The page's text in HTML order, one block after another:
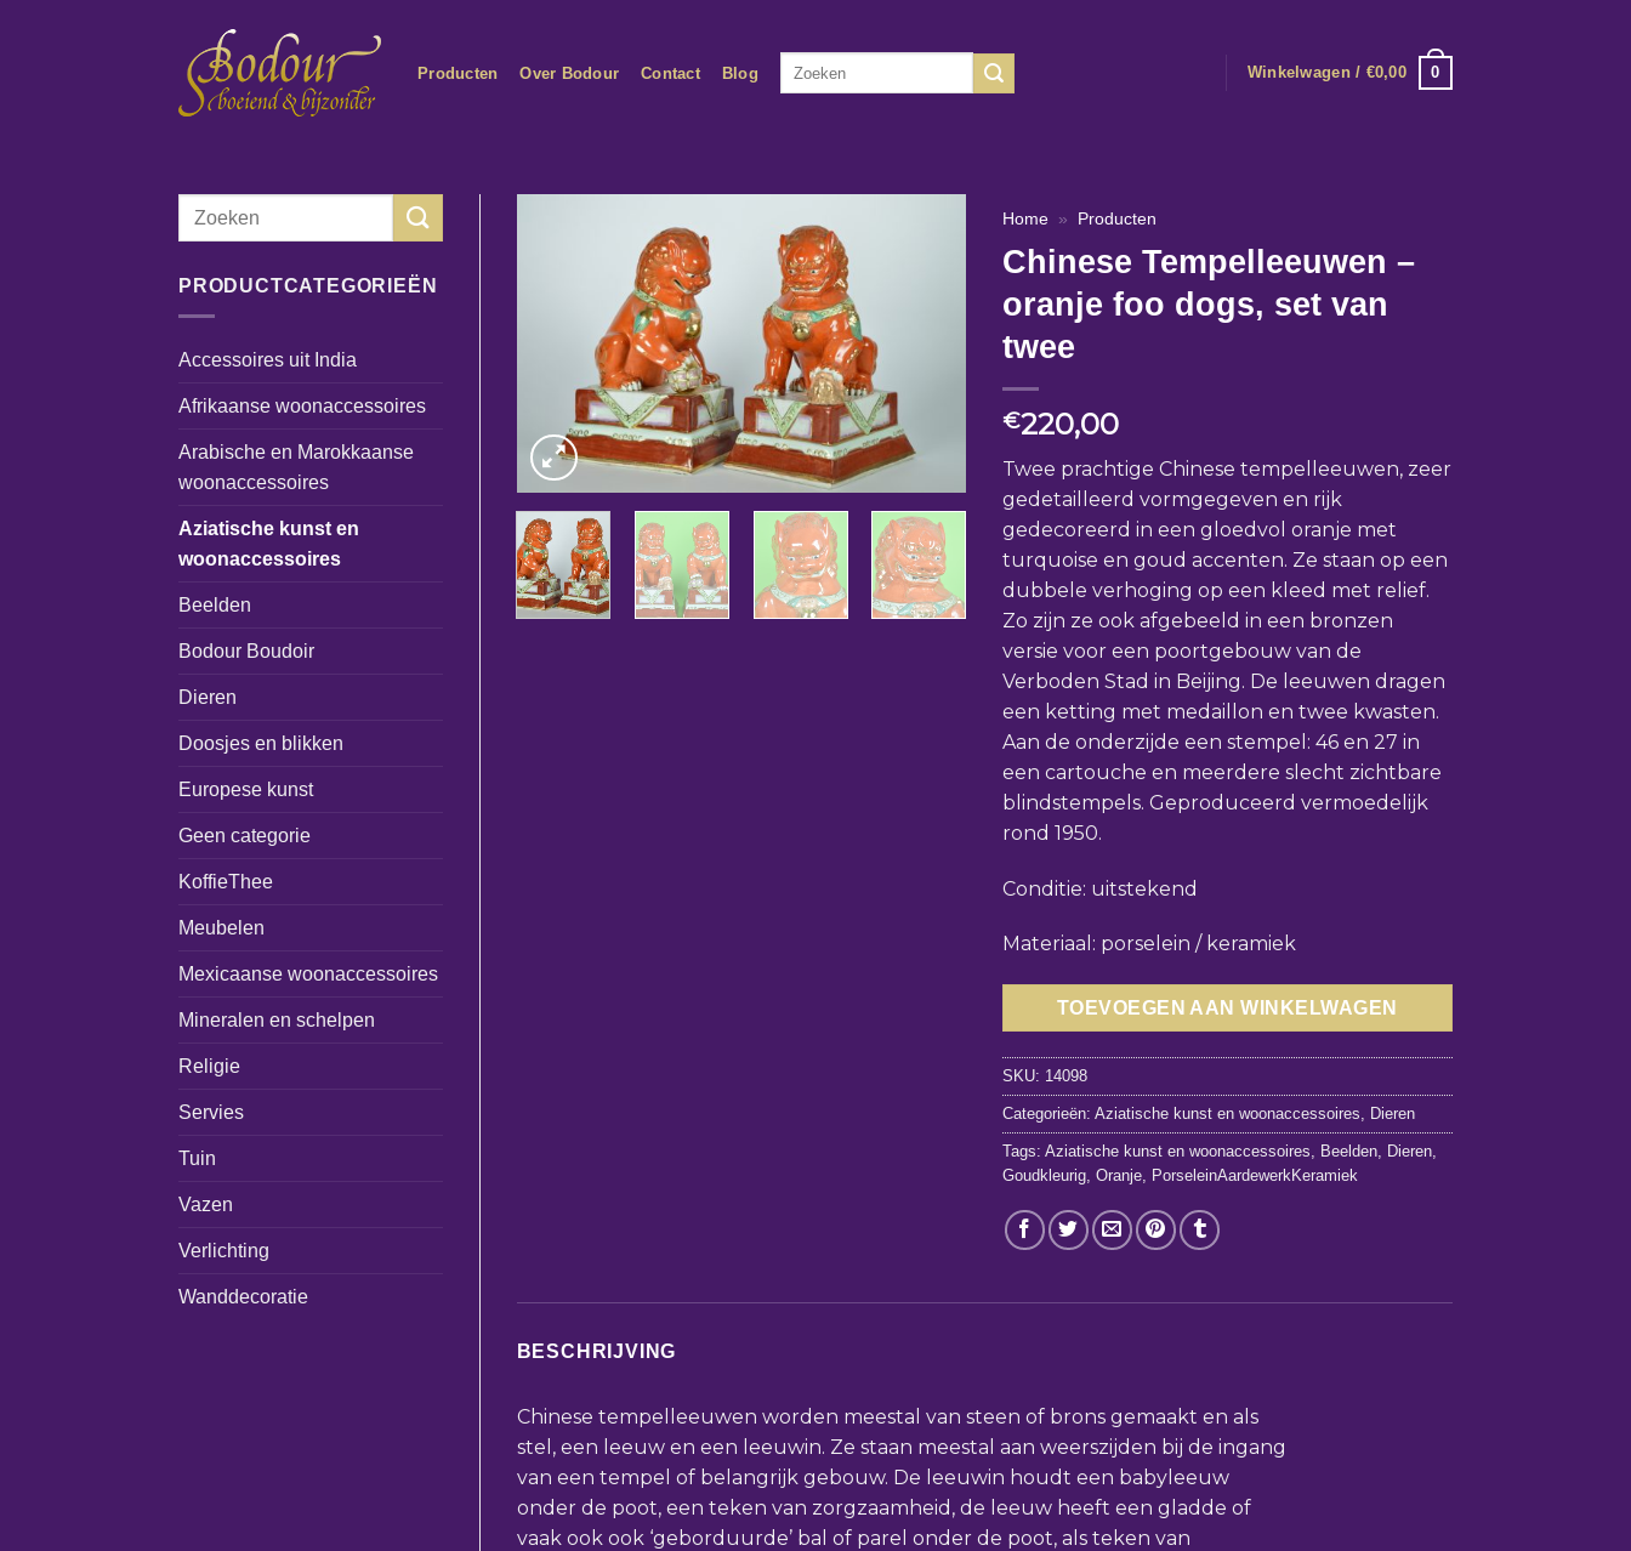
Producten Over Bodour Contact Blog Winkelwagen / €0,00 0
Zoeken
PRODUCTCATEGORIEËN
Accessoires uit India
Afrikaanse woonaccessoires
Arabische en Marokkaanse
woonaccessoires
Aziatische kunst en
woonaccessoires
Beelden
Bodour Boudoir
Dieren
Doosjes en blikken
Europese kunst
Geen categorie
KoffieThee
Meubelen
Mexicaanse woonaccessoires
Mineralen en schelpen
Religie
Servies
Tuin
Vazen
Verlichting
Wanddecoratie
Home » Producten
Chinese Tempelleeuwen –
oranje foo dogs, set van
twee
€220,00
Twee prachtige Chinese tempelleeuwen, zeer
gedetailleerd vormgegeven en rijk
gedecoreerd in een gloedvol oranje met
turquoise en goud accenten. Ze staan op een
dubbele verhoging op een kleed met relief.
Zo zijn ze ook afgebeeld in een bronzen
versie voor een poortgebouw van de
Verboden Stad in Beijing. De leeuwen dragen
een ketting met medaillon en twee kwasten.
Aan de onderzijde een stempel: 46 en 27 in
een cartouche en meerdere slecht zichtbare
blindstempels. Geproduceerd vermoedelijk
rond 1950.
Conditie: uitstekend
Materiaal: porselein / keramiek
TOEVOEGEN AAN WINKELWAGEN
SKU: 14098
Categorieën:Aziatische kunst en woonaccessoires Dieren
Tags:Aziatische kunst en woonaccessoires Beelden Dieren
Goudkleurig ,Oranje PorseleinAardewerkKeramiek
BESCHRIJVING
Chinese tempelleeuwen worden meestal van steen of brons gemaakt en als
stel, een leeuw en een leeuwin. Ze staan meestal aan weerszijden bij de ingang
van een tempel of belangrijk gebouw. De leeuwin houdt een babyleeuw
onder de poot, een teken van zorgzaamheid, de leeuw heeft een gladde of
vaak ook ook ‘geborduurde’ bal of parel onder de poot, als teken van